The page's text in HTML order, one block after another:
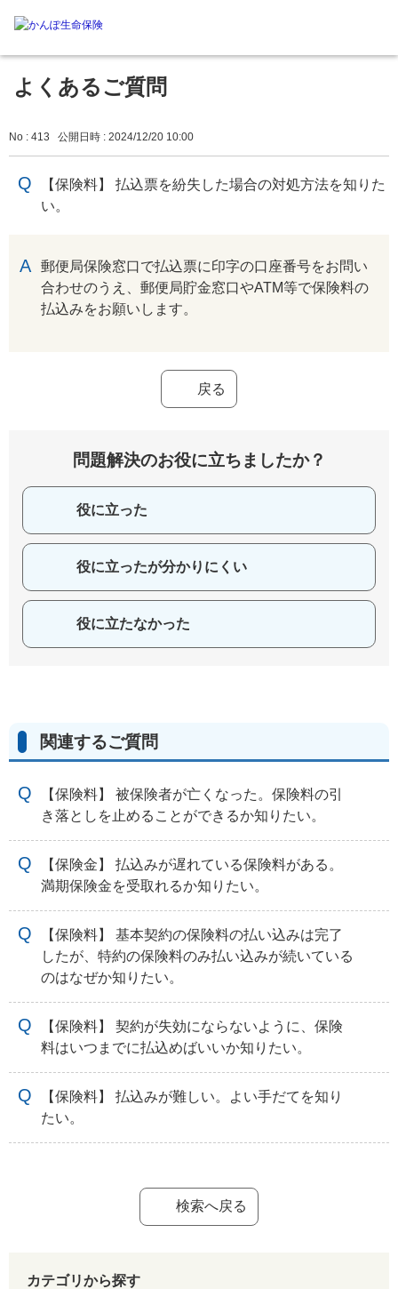
よくあるご質問
No : 413 公開日時 : 2024/12/20 10:00
【保険料】 払込票を紛失した場合の対処方法を知りた
い。
郵便局保険窓口で払込票に印字の口座番号をお問い
合わせのうえ、郵便局貯金窓口やATM等で保険料の
払込みをお願いします。
戻る
問題解決のお役に立ちましたか？
役に立った
役に立ったが分かりにくい
役に立たなかった
関連するご質問
【保険料】 被保険者が亡くなった。保険料の引
き落としを止めることができるか知りたい。
【保険金】 払込みが遅れている保険料がある。
満期保険金を受取れるか知りたい。
【保険料】 基本契約の保険料の払い込みは完了
したが、特約の保険料のみ払い込みが続いている
のはなぜか知りたい。
【保険料】 契約が失効にならないように、保険
料はいつまでに払込めばいいか知りたい。
【保険料】 払込みが難しい。よい手だてを知り
たい。
検索へ戻る
カテゴリから探す